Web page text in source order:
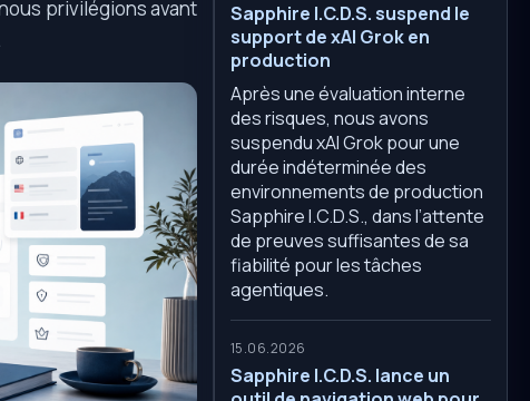
privilégions avant
Sapphire I.C.D.S. suspend le
support de xAI Grok en
production
Après une évaluation interne
des risques, nous avons
suspendu xAI Grok pour une
durée indéterminée des
environnements de production
Sapphire I.C.D.S., dans l’attente
de preuves suffisantes de sa
fiabilité pour les tâches
agentiques.
15.06.2026
Sapphire I.C.D.S. lance un